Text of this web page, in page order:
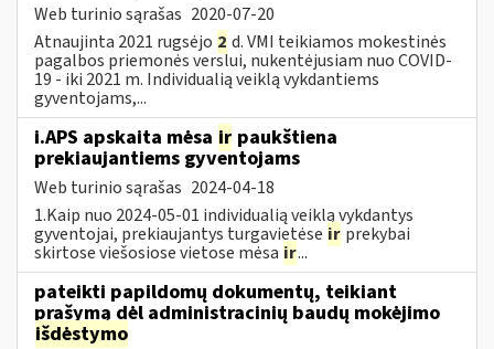
Web turinio sąrašas 2020-07-20
Atnaujinta 2021 rugsėjo 2 d. VMI teikiamos mokestinės
pagalbos priemonės verslui, nukentėjusiam nuo COVID-
19 - iki 2021 m. Individualią veiklą vykdantiems
gyventojams,...
i.APS apskaita mėsa ir paukštiena
prekiaujantiems gyventojams
Web turinio sąrašas 2024-04-18
1.Kaip nuo 2024-05-01 individualią veiklą vykdantys
gyventojai, prekiaujantys turgavietėse ir prekybai
skirtose viešosiose vietose mėsa ir...
pateikti papildomų dokumentų, teikiant
prašymą dėl administracinių baudų mokėjimo
išdėstymo